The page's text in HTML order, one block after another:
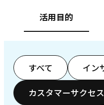
活用目的
すべて イン
カスタマーサクセ